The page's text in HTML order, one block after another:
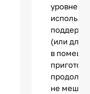
уровнем
(или для
в
не